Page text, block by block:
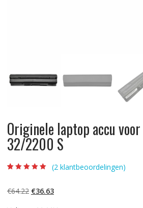
Originele laptop accu
32/2200 S
gebaseerd op
klantbeoordelinge
(2 klantbeoordelingen)
€64.22 Oorspronkelijke
€36.63Huidige